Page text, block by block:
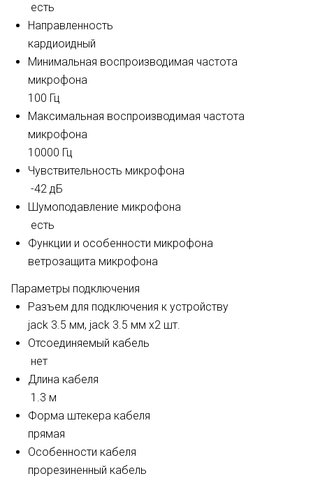
есть
Направленность
кардиоидный
Минимальная воспроизводимая частота
микрофона
100 Гц
Максимальная воспроизводимая частота
микрофона
10000 Гц
Чувствительность микрофона
-42 дБ
Шумоподавление микрофона
есть
Функции и особенности микрофона
ветрозащита микрофона
Параметры подключения
Разъем для подключения к устройству
jack 3.5 мм, jack 3.5 мм х2 шт.
Отсоединяемый кабель
нет
Длина кабеля
1.3 м
Форма штекера кабеля
прямая
Особенности кабеля
прорезиненный кабель